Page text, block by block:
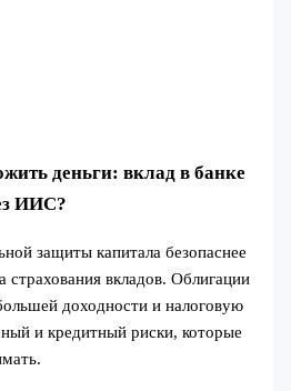
деньги: вклад в банке
ИИС?
защиты капитала безопаснее
страхования вкладов. Облигации
доходности и налоговую
и кредитный риски, которые